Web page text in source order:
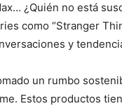
¿Quién no está
como “Stranger
y
un rumbo
Estos productos